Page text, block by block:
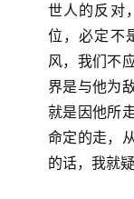
世人的反对
位，必定不
风，我们不
界是与他为
就是因他所
命定的走，
的话，我就